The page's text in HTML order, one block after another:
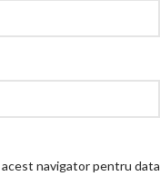
acest navigator pentru data